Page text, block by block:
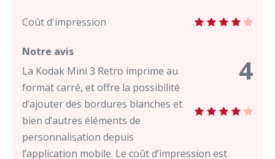
Coût d'impression
4
Notre avis
La Kodak Mini 3 Retro imprime au
format carré, et offre la possibilité
d’ajouter des bordures blanches et
bien d’autres éléments de
personnalisation depuis
l’application mobile. Le coût d’impression est